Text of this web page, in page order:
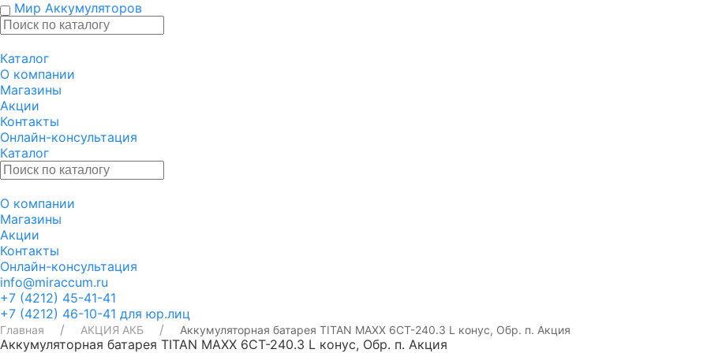
Мир Аккумуляторов
Каталог
О компании
Магазины
Акции
Контакты
Онлайн-консультация
Каталог
О компании
Магазины
Акции
Контакты
Онлайн-консультация
info@miraccum.ru
+7 (4212) 45-41-41
+7 (4212) 46-10-41 для юр.лиц
Главная АКЦИЯ АКБ Аккумуляторная батарея TITAN MAXX 6CT-240.3 L конус, Обр. п. Акция
Аккумуляторная батарея TITAN MAXX 6CT-240.3 L конус, Обр. п. Акция